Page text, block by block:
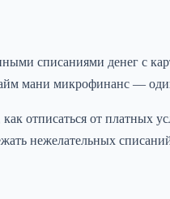
списаниями денег с
мани микрофинанс —
как отписаться от
нежелательных